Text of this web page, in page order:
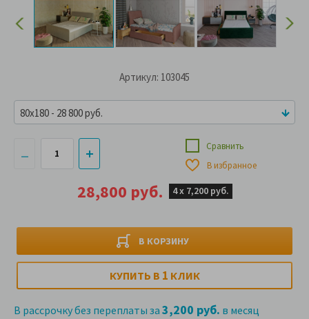
Артикул: 103045
28,800 руб. 4 х 7,200 руб.
В КОРЗИНУ
Сравнить
В избранное
КУПИТЬ В 1 КЛИК
В рассрочку без переплаты за 3,200 руб. в месяц
80x180 - 28 800 руб.